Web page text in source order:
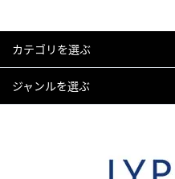
カテゴリを選ぶ
ジャンルを選ぶ